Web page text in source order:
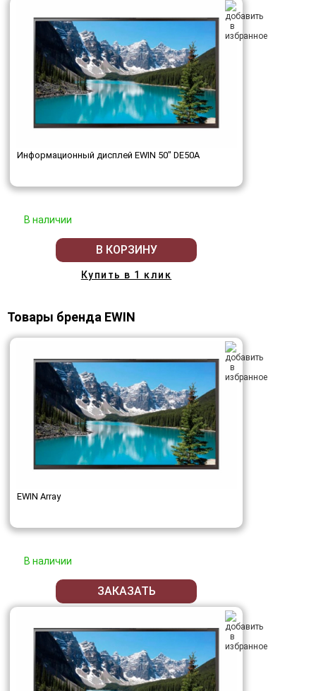
Информационный дисплей EWIN 50" DE50A
В наличии
В КОРЗИНУ
Купить в 1 клик
Товары бренда EWIN
EWIN Array
В наличии
ЗАКАЗАТЬ